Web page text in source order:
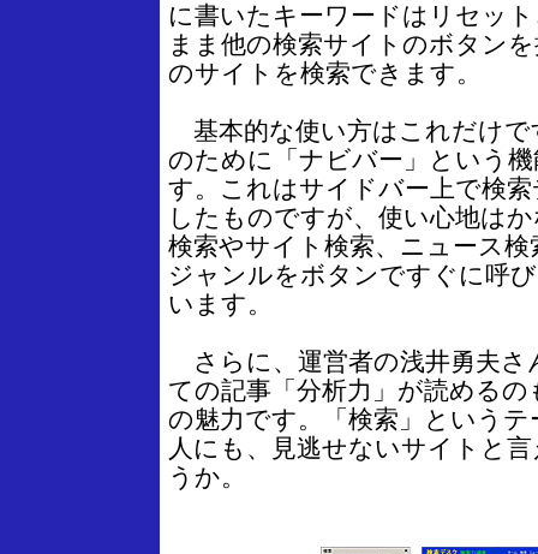
に書いたキーワードはリセッ
まま他の検索サイトのボタン
のサイトを検索できます。
基本的な使い方はこれだけで
のために「ナビバー」という
す。これはサイドバー上で検
したものですが、使い心地は
検索やサイト検索、ニュース
ジャンルをボタンですぐに呼
います。
さらに、運営者の浅井勇夫さ
ての記事「分析力」が読める
の魅力です。「検索」という
人にも、見逃せないサイトと
うか。